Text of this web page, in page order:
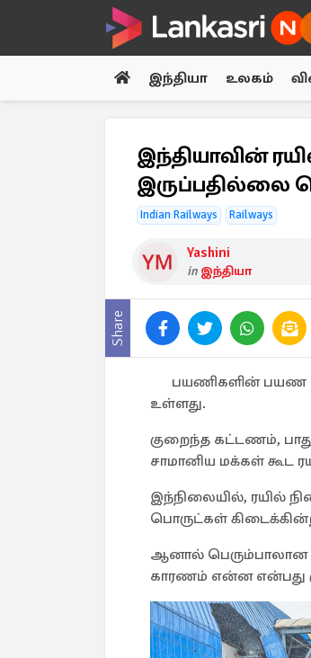
இந்தியா உலகம்
இந்தியாவின்
இருப்பதில்லை
Indian Railways Railways
Yashini
in இந்தியா
Share
பயணிகளின் பயண
உள்ளது.
குறைந்த கட்டணம்,
சாமானிய மக்கள் கூட
இந்நிலையில், ரயில்
பொருட்கள்
ஆனால் பெரும்பாலான
காரணம் என்ன என்பது